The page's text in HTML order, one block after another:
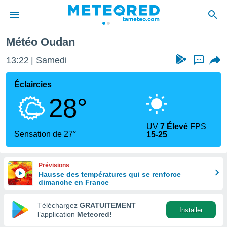
de
en
Météo Oudan
13:22 Samedi ...
Éclaircies
28°
Sensation de 27°
UV7 Élevé FPS
15-25
Prévisions
Hausse des températures qui se renforce
dimanche en France
Téléchargez GRATUITEMENT
l’application Meteored!
Installer